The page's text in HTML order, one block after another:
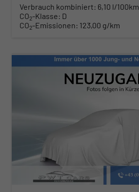
Verbrauch kombiniert: 6,10 l/100km
CO2-Klasse: D
CO2-Emissionen: 123,00 g/km